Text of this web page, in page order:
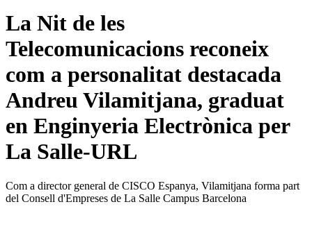
La Nit de les
Telecomunicacions reconeix
com a personalitat destacada
Andreu Vilamitjana, graduat
en Enginyeria Electrònica per
La Salle-URL
Com a director general de CISCO Espanya, Vilamitjana forma part
del Consell d'Empreses de La Salle Campus Barcelona